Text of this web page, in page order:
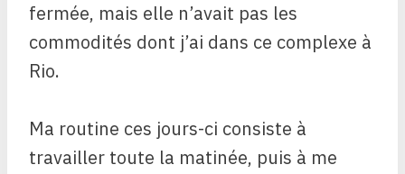
fermée, mais elle n’avait pas les
commodités dont j’ai dans ce complexe à
Rio.
Ma routine ces jours-ci consiste à
travailler toute la matinée, puis à me